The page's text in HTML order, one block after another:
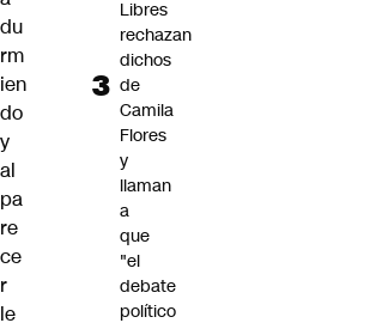
du
rm
ien
do
y
al
pa
re
ce
r
le
Libres
rechazan
dichos
de
Camila
Flores
y
llaman
a
que
"el
debate
político